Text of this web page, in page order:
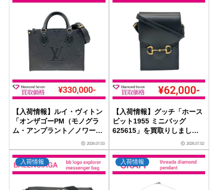
【入荷情報】ルイ・ヴィトン
「オンザゴーPM（モノグラ
ム・アンプラント／ノワー
ル）M45653」を買取りしま
した｜ダイヤモンドセブン
2026.07.03
【入荷情報】グッチ「ホース
ビット1955 ミニバッグ
625615」を買取りしました
｜ダイヤモンドセブン
2026.07.02
入荷情報 入荷情報